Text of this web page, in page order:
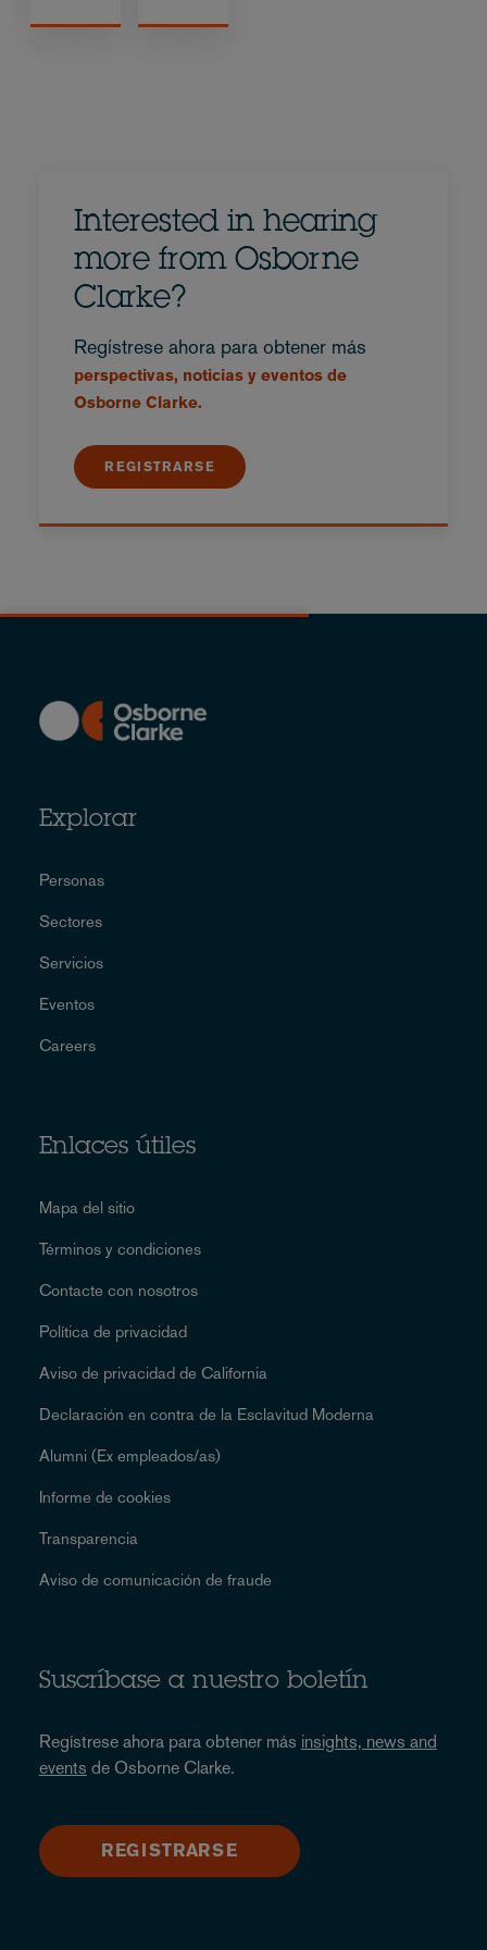
Interested in hearing
more from Osborne
Clarke?
Regístrese ahora para obtener más
perspectivas, noticias y eventos de
Osborne Clarke.
REGISTRARSE
Explorar
Personas
Sectores
Servicios
Eventos
Careers
Enlaces útiles
Mapa del sitio
Términos y condiciones
Contacte con nosotros
Política de privacidad
Aviso de privacidad de California
Declaración en contra de la Esclavitud Moderna
Alumni (Ex empleados/as)
Informe de cookies
Transparencia
Aviso de comunicación de fraude
Suscríbase a nuestro boletín
Regístrese ahora para obtener más insights, news and
events de Osborne Clarke.
REGISTRARSE